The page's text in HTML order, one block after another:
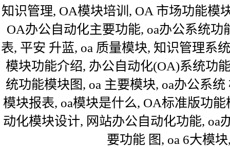
知识管理, OA模块培训, OA 市场功能模
OA办公自动化主要功能, oa办公系统
表, 平安 升蓝, oa 质量模块, 知识管理系
模块功能介绍, 办公自动化(OA)系统功
统功能模块图, oa 主要模块, oa办公系
模块报表, oa模块是什么, OA标准版功
动化模块设计, 网站办公自动化功能, oa
要功能 图, oa 6大模